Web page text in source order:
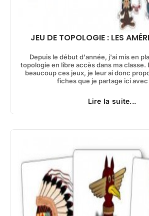
JEU DE TOPOLOGIE : LES
Depuis le début d'année, j'ai mis en
topologie en libre accès dans ma classe.
beaucoup ces jeux, je leur ai donc
fiches que je partage ici
Lire la suite...